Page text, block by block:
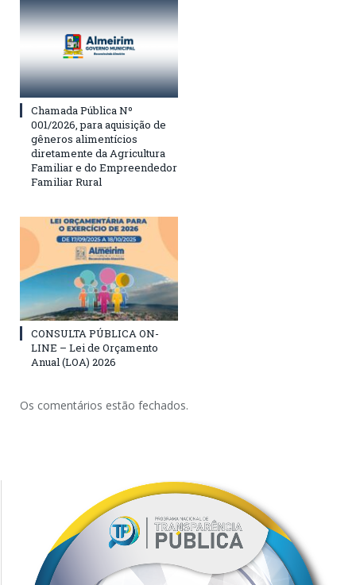
Chamada Pública Nº
001/2026, para aquisição de
gêneros alimentícios
diretamente da Agricultura
Familiar e do Empreendedor
Familiar Rural
CONSULTA PÚBLICA ON-
LINE – Lei de Orçamento
Anual (LOA) 2026
Os comentários estão fechados.